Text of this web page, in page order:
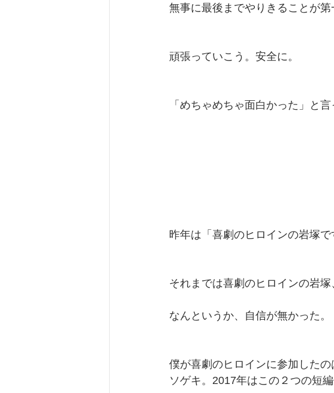
無事に最後までやりきることが第
頑張っていこう。安全に。
「めちゃめちゃ面白かった」と言
昨年は「喜劇のヒロインの岩塚
それまでは喜劇のヒロインの岩
なんというか、自信が無かった。
僕が喜劇のヒロインに参加した
ソゲキ。2017年はこの２つの短編